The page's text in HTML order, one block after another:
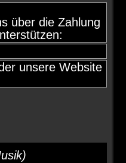
über die Zahlung
unsere Website